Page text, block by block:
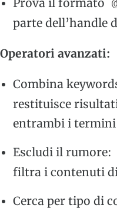
Prova il formato
parte dell’handle
Operatori avanzati:
Combina
restituisce
entrambi i termini
Escludi il rumore:
filtra i contenuti
Cerca per tipo di